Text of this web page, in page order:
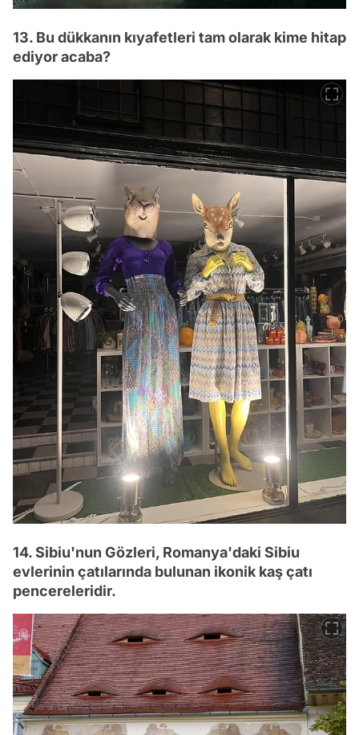
13. Bu dükkanın kıyafetleri tam olarak kime hitap
ediyor acaba?
14. Sibiu'nun Gözleri, Romanya'daki Sibiu
evlerinin çatılarında bulunan ikonik kaş çatı
pencereleridir.